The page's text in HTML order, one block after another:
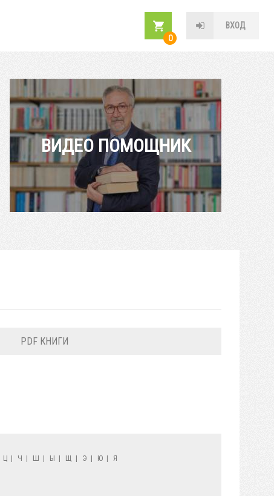
ВХОД
0
ВИДЕО ПОМОЩНИК
PDF КНИГИ
Ц | Ч | Ш | Ы | Щ | Э | Ю | Я